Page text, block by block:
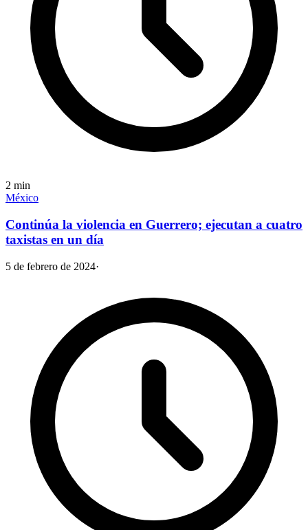
2 min
México
Continúa la violencia en Guerrero; ejecutan a cuatro
taxistas en un día
5 de febrero de 2024·